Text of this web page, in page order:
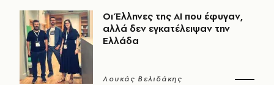
Οι Έλληνες της ΑΙ που έφυγαν,
αλλά δεν εγκατέλειψαν την
Ελλάδα
Λουκάς Βελιδάκης